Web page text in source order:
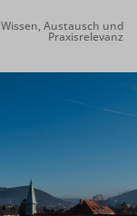
Wissen, Austausch und
Praxisrelevanz